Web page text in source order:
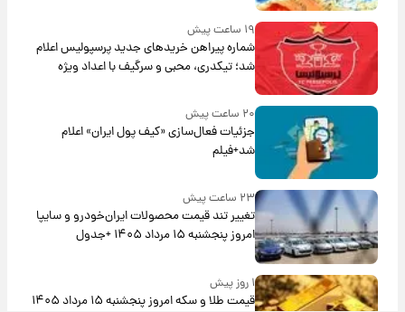
۱۹ ساعت پیش
شماره پیراهن خریدهای جدید پرسپولیس اعلام
شد؛ تیکدری، محبی و سرگیف با اعداد ویژه
۲۰ ساعت پیش
جزئیات فعال‌سازی «کیف پول ایران» اعلام
شد+فیلم
۲۳ ساعت پیش
تغییر تند قیمت محصولات ایران‌خودرو و سایپا
امروز پنجشنبه ۱۵ مرداد ۱۴۰۵ +جدول
۱ روز پیش
قیمت طلا و سکه امروز پنجشنبه ۱۵ مرداد ۱۴۰۵